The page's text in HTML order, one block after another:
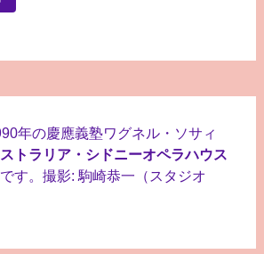
年の慶應義塾ワグネル・ソサィ
トラリア・シドニーオペラハウス
す。撮影: 駒崎恭一（スタジオ